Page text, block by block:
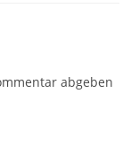
abgeben